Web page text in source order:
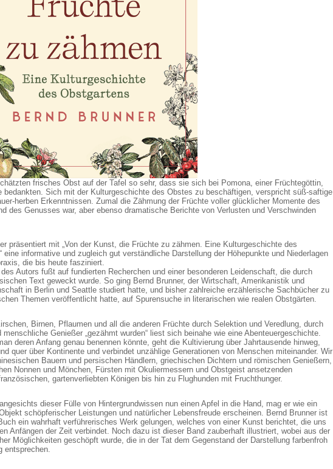
frisches Obst auf der Tafel so sehr, dass sie sich bei Pomona, einer Früchtegöttin,
bedankten. Sich mit der Kulturgeschichte des Obstes zu beschäftigen, verspricht süß-saftige
herben Erkenntnissen. Zumal die Zähmung der Früchte voller glücklicher Momente des
des Genusses war, aber ebenso dramatische Berichte von Verlusten und Verschwinden
präsentiert mit „Von der Kunst, die Früchte zu zähmen. Eine Kulturgeschichte des
eine informative und zugleich gut verständliche Darstellung der Höhepunkte und Niederlagen
die bis heute fasziniert.
Autors fußt auf fundierten Recherchen und einer besonderen Leidenschaft, die durch
Text geweckt wurde. So ging Bernd Brunner, der Wirtschaft, Amerikanistik und
in Berlin und Seattle studiert hatte, und bisher zahlreiche erzählerische Sachbücher zu
Themen veröffentlicht hatte, auf Spurensuche in literarischen wie realen Obstgärten.
Birnen, Pflaumen und all die anderen Früchte durch Selektion und Veredlung, durch
menschliche Genießer „gezähmt wurden“ liest sich beinahe wie eine Abenteuergeschichte.
deren Anfang genau benennen könnte, geht die Kultivierung über Jahrtausende hinweg,
quer über Kontinente und verbindet unzählige Generationen von Menschen miteinander. Wir
Bauern und persischen Händlern, griechischen Dichtern und römischen Genießern,
Nonnen und Mönchen, Fürsten mit Okuliermessern und Obstgeist ansetzenden
gartenverliebten Königen bis hin zu Flughunden mit Fruchthunger.
dieser Fülle von Hintergrundwissen nun einen Apfel in die Hand, mag er wie ein
schöpferischer Leistungen und natürlicher Lebensfreude erscheinen. Bernd Brunner ist
ein wahrhaft verführerisches Werk gelungen, welches von einer Kunst berichtet, die uns
Anfängen der Zeit verbindet. Noch dazu ist dieser Band zauberhaft illustriert, wobei aus der
Möglichkeiten geschöpft wurde, die in der Tat dem Gegenstand der Darstellung farbenfroh
entsprechen.